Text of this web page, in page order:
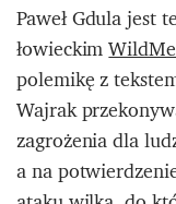
Paweł Gdula jest
łowieckim
polemikę z
Wajrak
zagrożenia dla
a na